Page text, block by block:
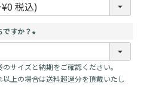
ですか？
必
須
)
サイズと納期をご確認ください。
上の場合は送料超過分を頂戴いたし